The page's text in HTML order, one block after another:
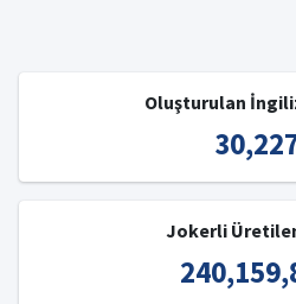
Oluşturulan
Jokerli